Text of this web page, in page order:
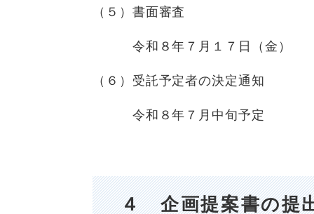
（５）書面審査
令和８年７月１７日（金）
（６）受託予定者の決定通知
令和８年７月中旬予定
４ 企画提案書の提